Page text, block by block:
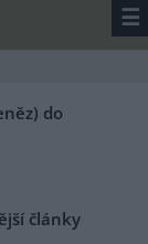
☰
do
články